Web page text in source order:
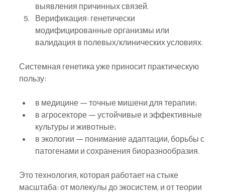
выявления причинных связей.
Верификация: генетически
модифицированные организмы или
валидация в полевых/клинических условиях.
Системная генетика уже приносит практическую
пользу:
в медицине — точные мишени для терапии;
в агросекторе — устойчивые и эффективные
культуры и животные;
в экологии — понимание адаптации, борьбы с
патогенами и сохранения биоразнообразия.
Это технология, которая работает на стыке
масштаба: от молекулы до экосистем, и от теории